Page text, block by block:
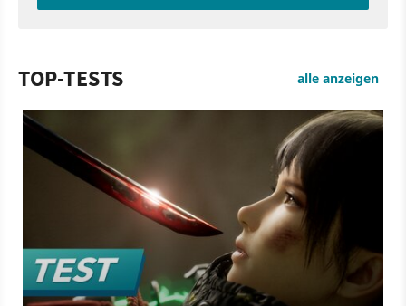
TOP-TESTS alle anzeigen